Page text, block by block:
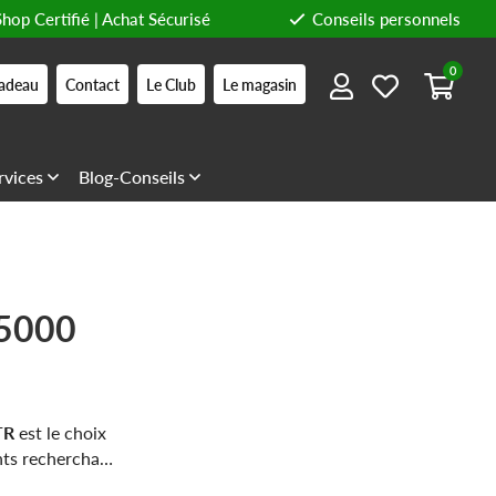
Certifié | Achat Sécurisé Conseils personnels
Contact Le Club Le magasin
0
Blog-Conseils
est le choix
recherchant